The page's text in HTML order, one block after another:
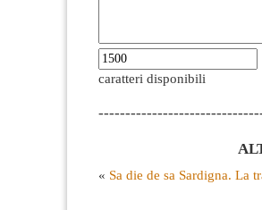
caratteri disponibili
« Sa die de sa Sardigna. La